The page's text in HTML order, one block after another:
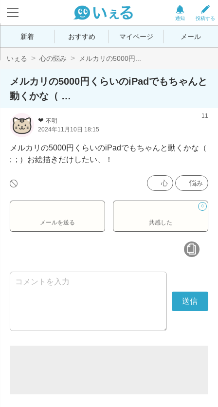
投稿する
通知
新着 おすすめ マイページ メール
いぇる 心の悩み メルカリの5000円...
メルカリの5000円くらいのiPadでもちゃんと
動くかな（ …
❤︎ 不明
2024年11月10日 18:15
11
メルカリの5000円くらいのiPadでもちゃんと動くかな（
;  ; ）お絵描きだけしたい、！
心 悩み
メールを送る
0
共感した